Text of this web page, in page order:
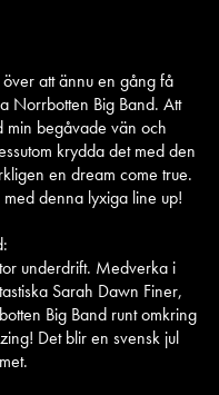
att ännu en gång få
Norrbotten Big Band. Att
min begåvade vän och
krydda det med den
en dream come true.
med denna lyxiga line up!
underdrift. Medverka i
Sarah Dawn Finer,
Big Band runt omkring
Det blir en svensk jul